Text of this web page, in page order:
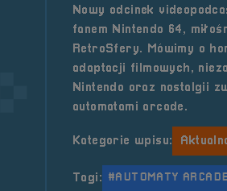
Nowy odcinek
fanem Nintendo 64,
RetroSfery. Mówimy o
adaptacji filmowych,
Nintendo oraz nostalgii
automatami arcade.
Kategorie wpisu:
Tagi: #AUTOMATY ARCADE